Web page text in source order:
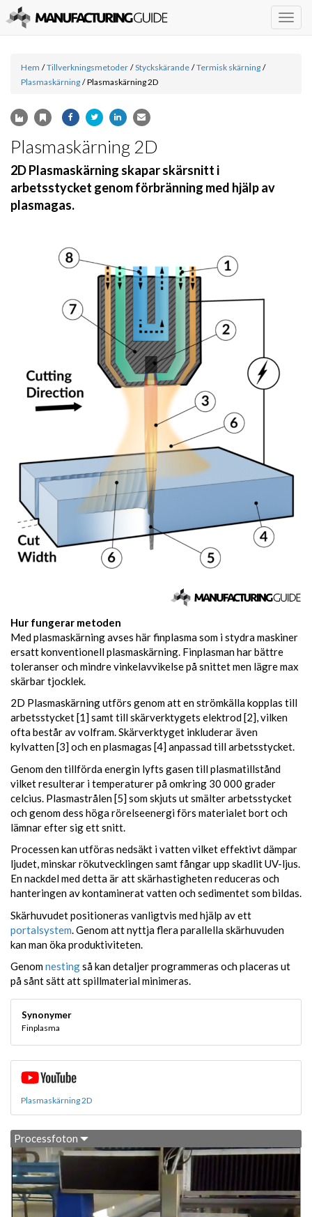
Hem / Tillverkningsmetoder / Styckskärande / Termisk skärning /
Plasmaskärning / Plasmaskärning 2D
Plasmaskärning 2D
2D Plasmaskärning skapar skärsnitt i
arbetsstycket genom förbränning med hjälp av
plasmagas.
Hur fungerar metoden
Med plasmaskärning avses här finplasma som i stydra maskiner
ersatt konventionell plasmaskärning. Finplasman har bättre
toleranser och mindre vinkelavvikelse på snittet men lägre max
skärbar tjocklek.
2D Plasmaskärning utförs genom att en strömkälla kopplas till
arbetsstycket [1] samt till skärverktygets elektrod [2], vilken
ofta består av volfram. Skärverktyget inkluderar även
kylvatten [3] och en plasmagas [4] anpassad till arbetsstycket.
Genom den tillförda energin lyfts gasen till plasmatillstånd
vilket resulterar i temperaturer på omkring 30 000 grader
celcius. Plasmastrålen [5] som skjuts ut smälter arbetsstycket
och genom dess höga rörelseenergi förs materialet bort och
lämnar efter sig ett snitt.
Processen kan utföras nedsäkt i vatten vilket effektivt dämpar
ljudet, minskar rökutvecklingen samt fångar upp skadlit UV-ljus.
En nackdel med detta är att skärhastigheten reduceras och
hanteringen av kontaminerat vatten och sedimentet som bildas.
Skärhuvudet positioneras vanligtvis med hjälp av ett
portalsystem. Genom att nyttja flera parallella skärhuvuden
kan man öka produktiviteten.
Genomnestingså kan detaljer programmeras och placeras ut
på sånt sätt att spillmaterial minimeras.
Synonymer
Finplasma
Plasmaskärning 2D
Processfoton